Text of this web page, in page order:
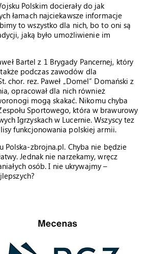
Polskim docierały do jak
łamach najciekawsze informacje
to wszystko dla nich, bo to oni są
jaką było umożliwienie im
Bartel z 1 Brygady Pancernej, który
podczas zawodów dla
chor. rez. Paweł „Domel” Domański z
opracował dla nich również
mogą skakać. Nikomu chyba
Sportowego, która w brawurowy
Igrzyskach w Lucernie. Wszyscy tez
funkcjonowania polskiej armii.
Polska-zbrojna.pl. Chyba nie będzie
Jednak nie narzekamy, wręcz
osób. I nie ukrywajmy –